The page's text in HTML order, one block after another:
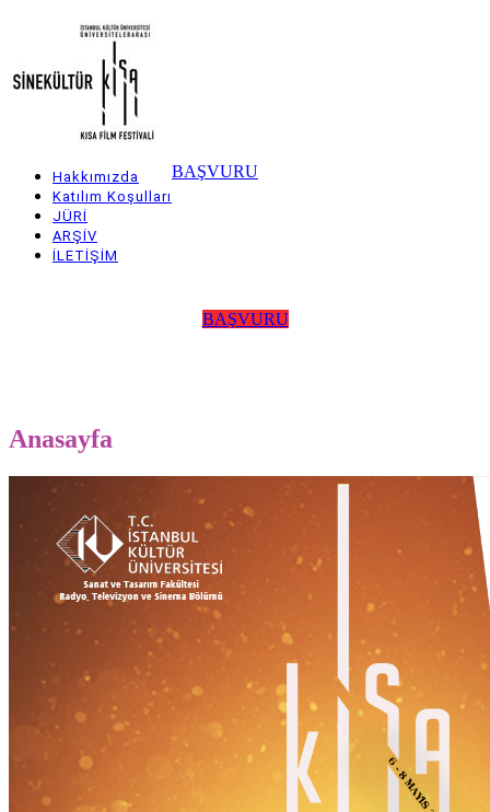
content
Main
navigation
Hakkımızda
Katılım Koşulları
JÜRİ
ARŞİV
İLETİŞİM
BAŞVURU
BAŞVURU
Anasayfa